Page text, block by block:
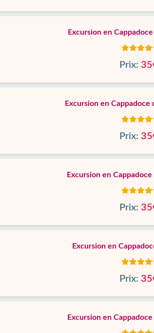
Excursion en
Prix:
Excursion en Cappadoce
Prix:
Excursion en
Prix:
Excursion en
Prix:
Excursion en